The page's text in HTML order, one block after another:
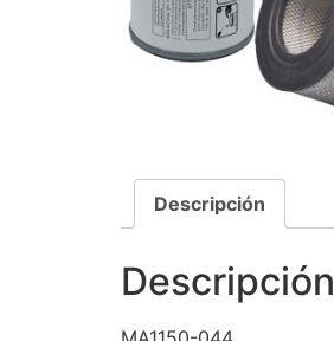
Descripción
Descripción